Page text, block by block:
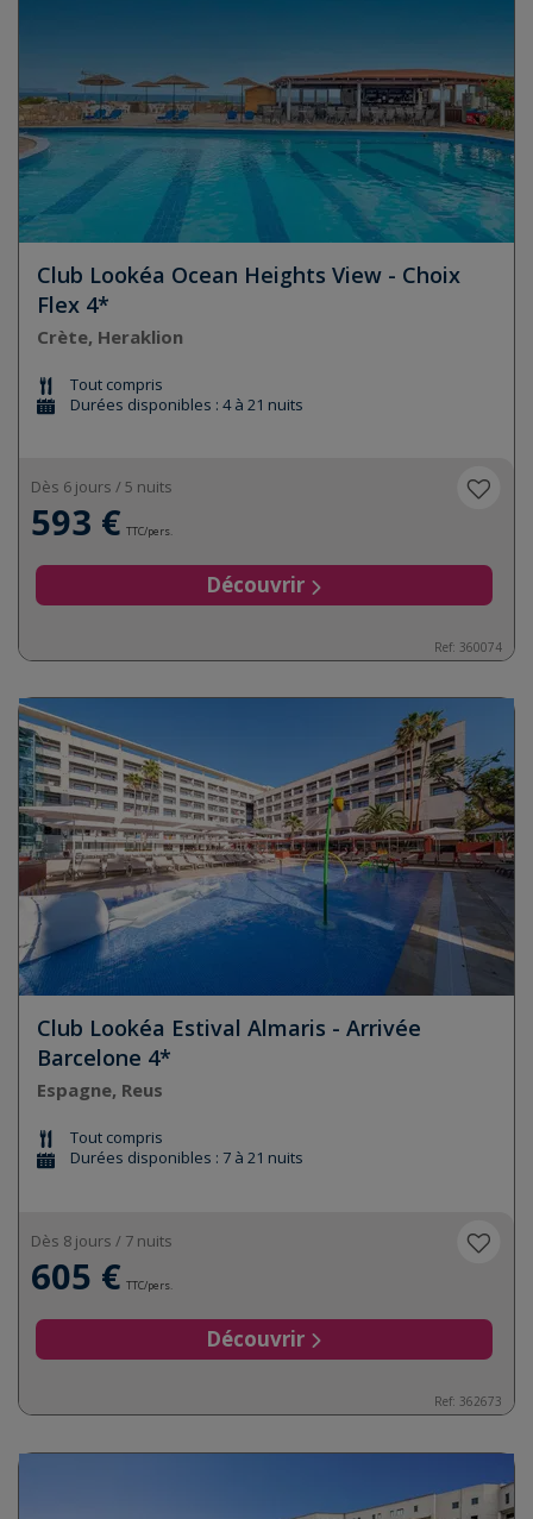
Club Lookéa Ocean Heights View - Choix
Flex 4*
Crète, Heraklion
Tout compris
Durées disponibles : 4 à 21 nuits
Dès 6 jours / 5 nuits
593 € TTC/pers.
Découvrir
Ref: 360074
Club Lookéa Estival Almaris - Arrivée
Barcelone 4*
Espagne, Reus
Tout compris
Durées disponibles : 7 à 21 nuits
Dès 8 jours / 7 nuits
605 € TTC/pers.
Découvrir
Ref: 362673